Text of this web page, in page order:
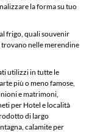
la forma su tuo
frigo, quali souvenir
trovano nelle merendine
utilizzi in tutte le
più o meno famose,
e matrimoni,
per Hotel e località
di largo
calamite per